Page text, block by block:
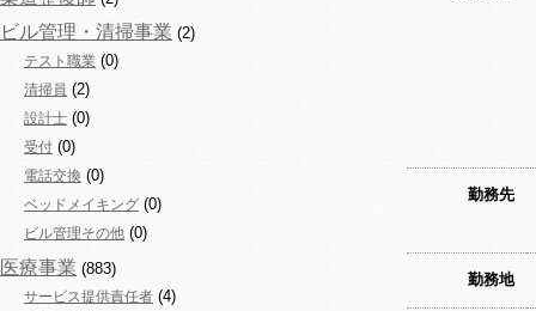
ビル管理・清掃事業 (2)
テスト職業 (0)
清掃員 (2)
設計士 (0)
受付 (0)
電話交換 (0)
ベッドメイキング (0)
ビル管理その他 (0)
医療事業 (883)
サービス提供責任者 (4)
勤務先
勤務地